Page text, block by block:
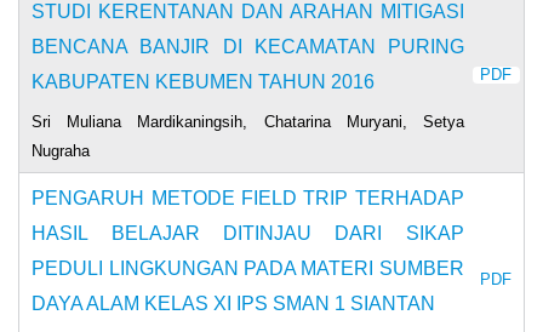
STUDI KERENTANAN DAN ARAHAN MITIGASI
BENCANA BANJIR DI KECAMATAN PURING
KABUPATEN KEBUMEN TAHUN 2016
Sri Muliana Mardikaningsih, Chatarina Muryani, Setya
Nugraha
PDF
PENGARUH METODE FIELD TRIP TERHADAP
HASIL BELAJAR DITINJAU DARI SIKAP
PEDULI LINGKUNGAN PADA MATERI SUMBER
DAYA ALAM KELAS XI IPS SMAN 1 SIANTAN
PDF